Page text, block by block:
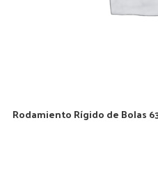
Rodamiento Rígido de Bolas